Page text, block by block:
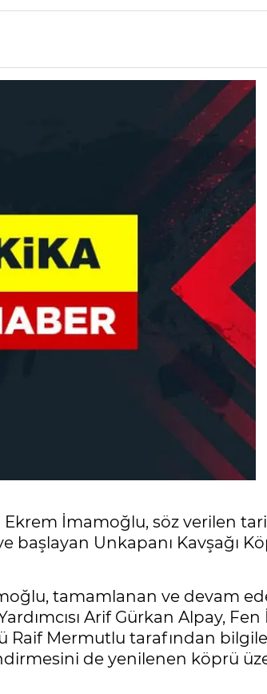
İmamoğlu, söz verilen
Unkapanı Kavşağı
tamamlanan ve devam
Arif Gürkan Alpay,
Raif Mermutlu tarafından
de yenilenen köprü